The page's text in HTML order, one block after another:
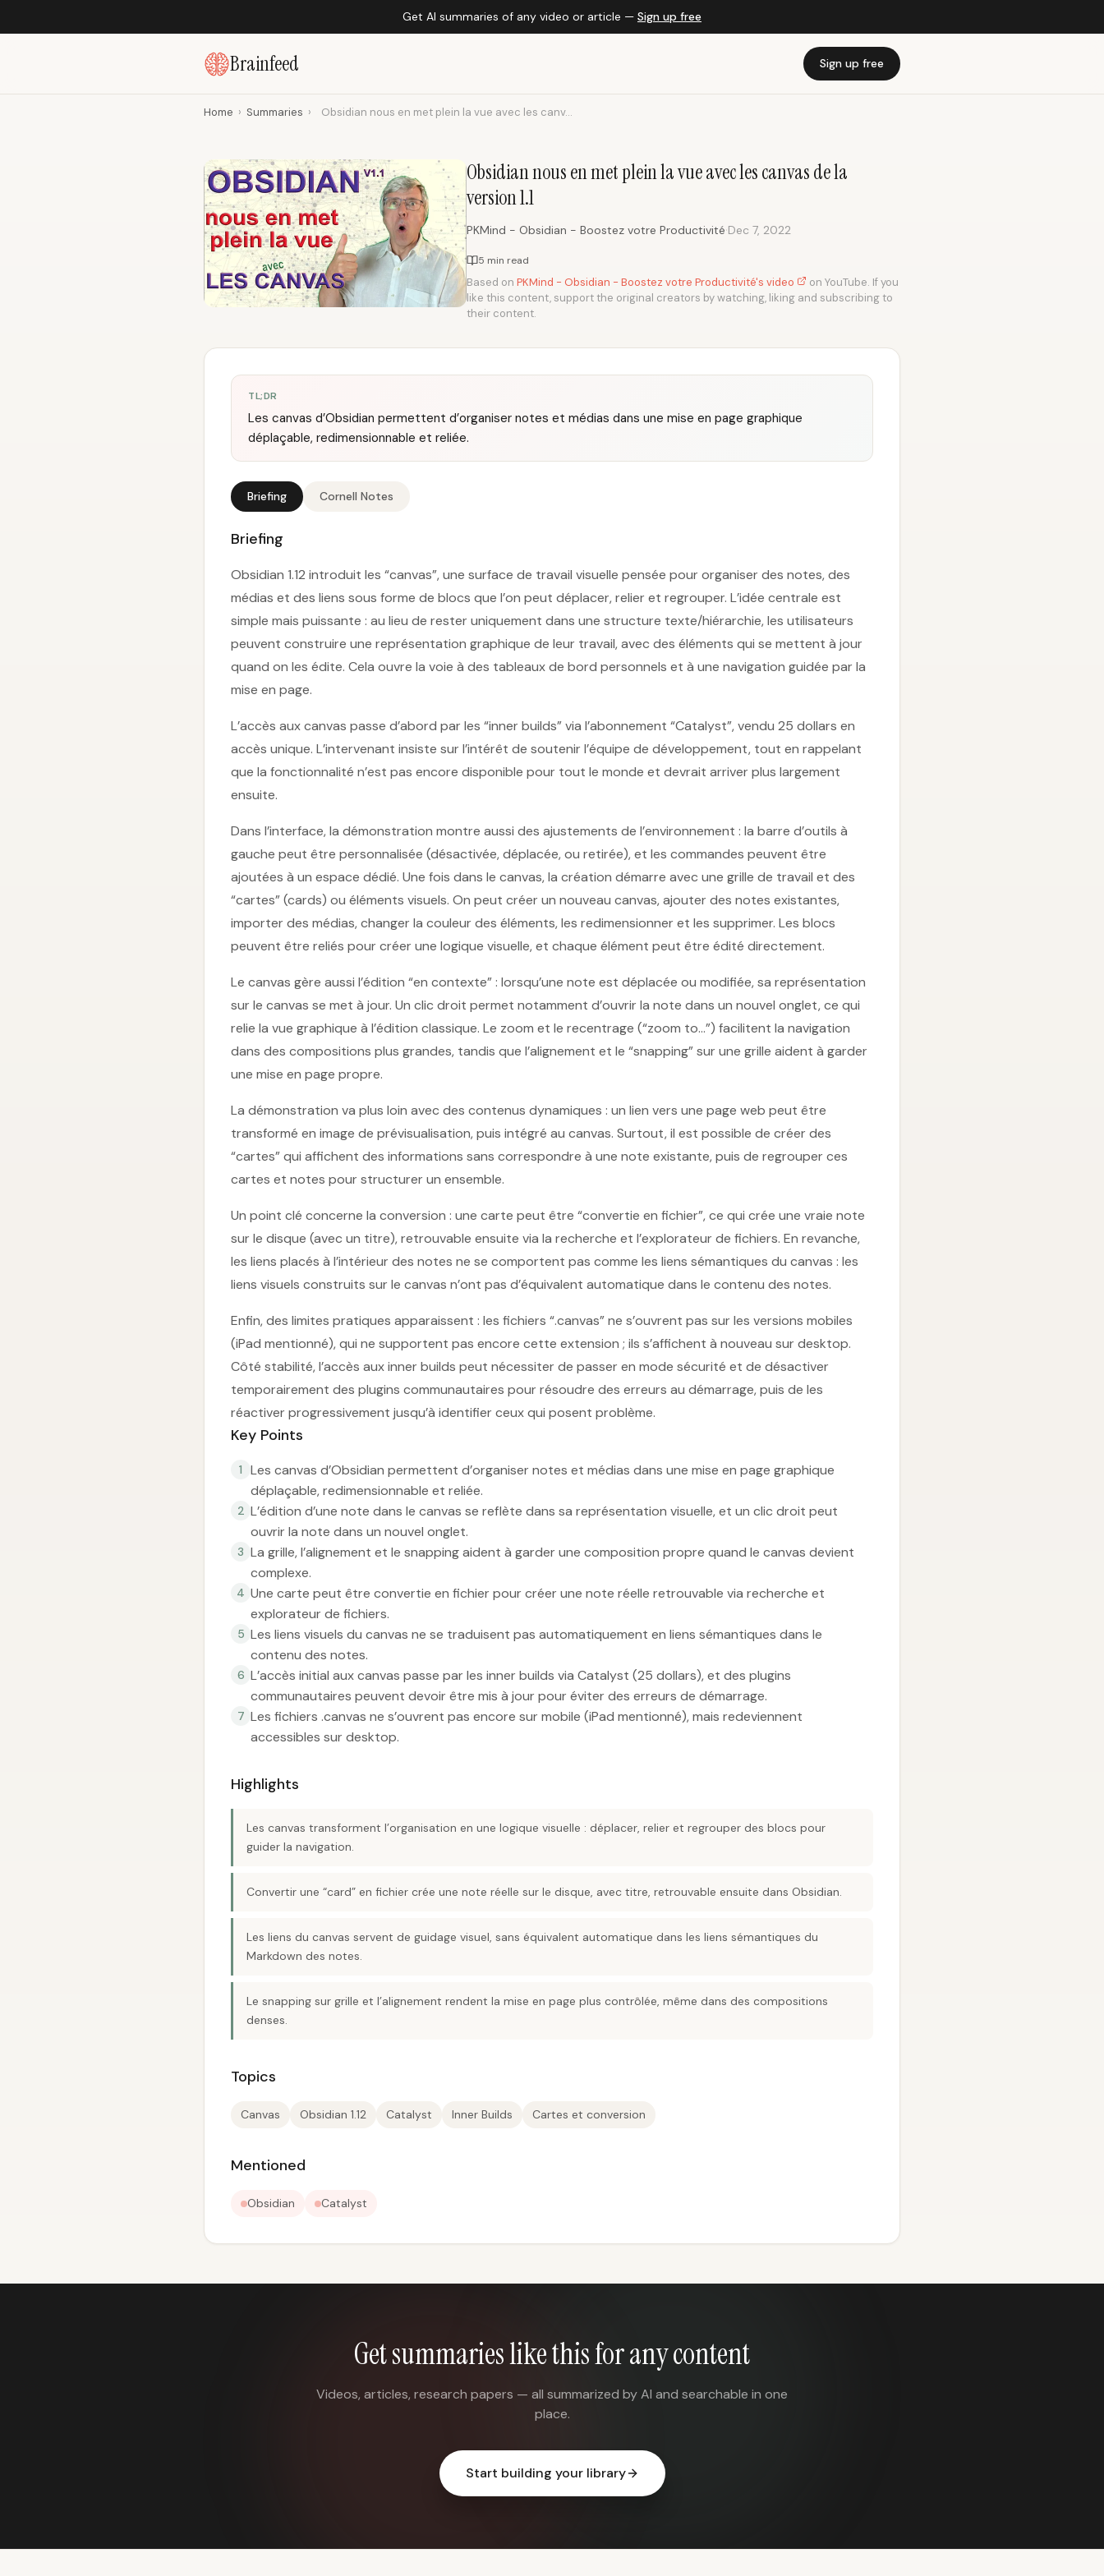
Get AI summaries of any video or article — Sign up free
Brainfeed Sign up free
Home › Summaries › Obsidian nous en met plein la vue avec les canv...
Obsidian nous en met plein la vue avec les canvas de la
version 1.1
PKMind - Obsidian - Boostez votre Productivité·Dec 7, 2022
5 min read
Based on PKMind - Obsidian - Boostez votre Productivité's video
on YouTube. If you
like this content, support the original creators by watching, liking and subscribing to
their content.
TL;DR
Les canvas d’Obsidian permettent d’organiser notes et médias dans une mise en page graphique
déplaçable, redimensionnable et reliée.
Briefing Cornell Notes
Briefing
Obsidian 1.12 introduit les “canvas”, une surface de travail visuelle pensée pour organiser des notes, des
médias et des liens sous forme de blocs que l’on peut déplacer, relier et regrouper. L’idée centrale est
simple mais puissante : au lieu de rester uniquement dans une structure texte/hiérarchie, les utilisateurs
peuvent construire une représentation graphique de leur travail, avec des éléments qui se mettent à jour
quand on les édite. Cela ouvre la voie à des tableaux de bord personnels et à une navigation guidée par la
mise en page.
L’accès aux canvas passe d’abord par les “inner builds” via l’abonnement “Catalyst”, vendu 25 dollars en
accès unique. L’intervenant insiste sur l’intérêt de soutenir l’équipe de développement, tout en rappelant
que la fonctionnalité n’est pas encore disponible pour tout le monde et devrait arriver plus largement
ensuite.
Dans l’interface, la démonstration montre aussi des ajustements de l’environnement : la barre d’outils à
gauche peut être personnalisée (désactivée, déplacée, ou retirée), et les commandes peuvent être
ajoutées à un espace dédié. Une fois dans le canvas, la création démarre avec une grille de travail et des
“cartes” (cards) ou éléments visuels. On peut créer un nouveau canvas, ajouter des notes existantes,
importer des médias, changer la couleur des éléments, les redimensionner et les supprimer. Les blocs
peuvent être reliés pour créer une logique visuelle, et chaque élément peut être édité directement.
Le canvas gère aussi l’édition “en contexte” : lorsqu’une note est déplacée ou modifiée, sa représentation
sur le canvas se met à jour. Un clic droit permet notamment d’ouvrir la note dans un nouvel onglet, ce qui
relie la vue graphique à l’édition classique. Le zoom et le recentrage (“zoom to…”) facilitent la navigation
dans des compositions plus grandes, tandis que l’alignement et le “snapping” sur une grille aident à garder
une mise en page propre.
La démonstration va plus loin avec des contenus dynamiques : un lien vers une page web peut être
transformé en image de prévisualisation, puis intégré au canvas. Surtout, il est possible de créer des
“cartes” qui affichent des informations sans correspondre à une note existante, puis de regrouper ces
cartes et notes pour structurer un ensemble.
Un point clé concerne la conversion : une carte peut être “convertie en fichier”, ce qui crée une vraie note
sur le disque (avec un titre), retrouvable ensuite via la recherche et l’explorateur de fichiers. En revanche,
les liens placés à l’intérieur des notes ne se comportent pas comme les liens sémantiques du canvas : les
liens visuels construits sur le canvas n’ont pas d’équivalent automatique dans le contenu des notes.
Enfin, des limites pratiques apparaissent : les fichiers “.canvas” ne s’ouvrent pas sur les versions mobiles
(iPad mentionné), qui ne supportent pas encore cette extension ; ils s’affichent à nouveau sur desktop.
Côté stabilité, l’accès aux inner builds peut nécessiter de passer en mode sécurité et de désactiver
temporairement des plugins communautaires pour résoudre des erreurs au démarrage, puis de les
réactiver progressivement jusqu’à identifier ceux qui posent problème.
Key Points
1
Les canvas d’Obsidian permettent d’organiser notes et médias dans une mise en page graphique
déplaçable, redimensionnable et reliée.
2 L’édition d’une note dans le canvas se reflète dans sa représentation visuelle, et un clic droit peut
ouvrir la note dans un nouvel onglet.
3 La grille, l’alignement et le snapping aident à garder une composition propre quand le canvas devient
complexe.
4 Une carte peut être convertie en fichier pour créer une note réelle retrouvable via recherche et
explorateur de fichiers.
5 Les liens visuels du canvas ne se traduisent pas automatiquement en liens sémantiques dans le
contenu des notes.
6 L’accès initial aux canvas passe par les inner builds via Catalyst (25 dollars), et des plugins
communautaires peuvent devoir être mis à jour pour éviter des erreurs de démarrage.
7 Les fichiers .canvas ne s’ouvrent pas encore sur mobile (iPad mentionné), mais redeviennent
accessibles sur desktop.
Highlights
Les canvas transforment l’organisation en une logique visuelle : déplacer, relier et regrouper des blocs pour
guider la navigation.
Convertir une “card” en fichier crée une note réelle sur le disque, avec titre, retrouvable ensuite dans Obsidian.
Les liens du canvas servent de guidage visuel, sans équivalent automatique dans les liens sémantiques du
Markdown des notes.
Le snapping sur grille et l’alignement rendent la mise en page plus contrôlée, même dans des compositions
denses.
Topics
Canvas Obsidian 1.12 Catalyst Inner Builds Cartes et conversion
Mentioned
Obsidian Catalyst
Get summaries like this for any content
Videos, articles, research papers — all summarized by AI and searchable in one
place.
Start building your library